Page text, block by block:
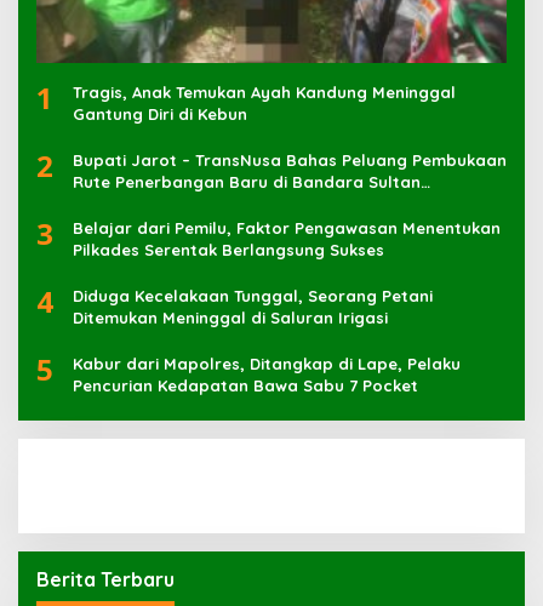
1
Tragis, Anak Temukan Ayah Kandung Meninggal
Gantung Diri di Kebun
2
Bupati Jarot – TransNusa Bahas Peluang Pembukaan
Rute Penerbangan Baru di Bandara Sultan
3
Belajar dari Pemilu, Faktor Pengawasan Menentukan
Pilkades Serentak Berlangsung Sukses
4
Diduga Kecelakaan Tunggal, Seorang Petani
Ditemukan Meninggal di Saluran Irigasi
5
Kabur dari Mapolres, Ditangkap di Lape, Pelaku
Pencurian Kedapatan Bawa Sabu 7 Pocket
Berita Terbaru